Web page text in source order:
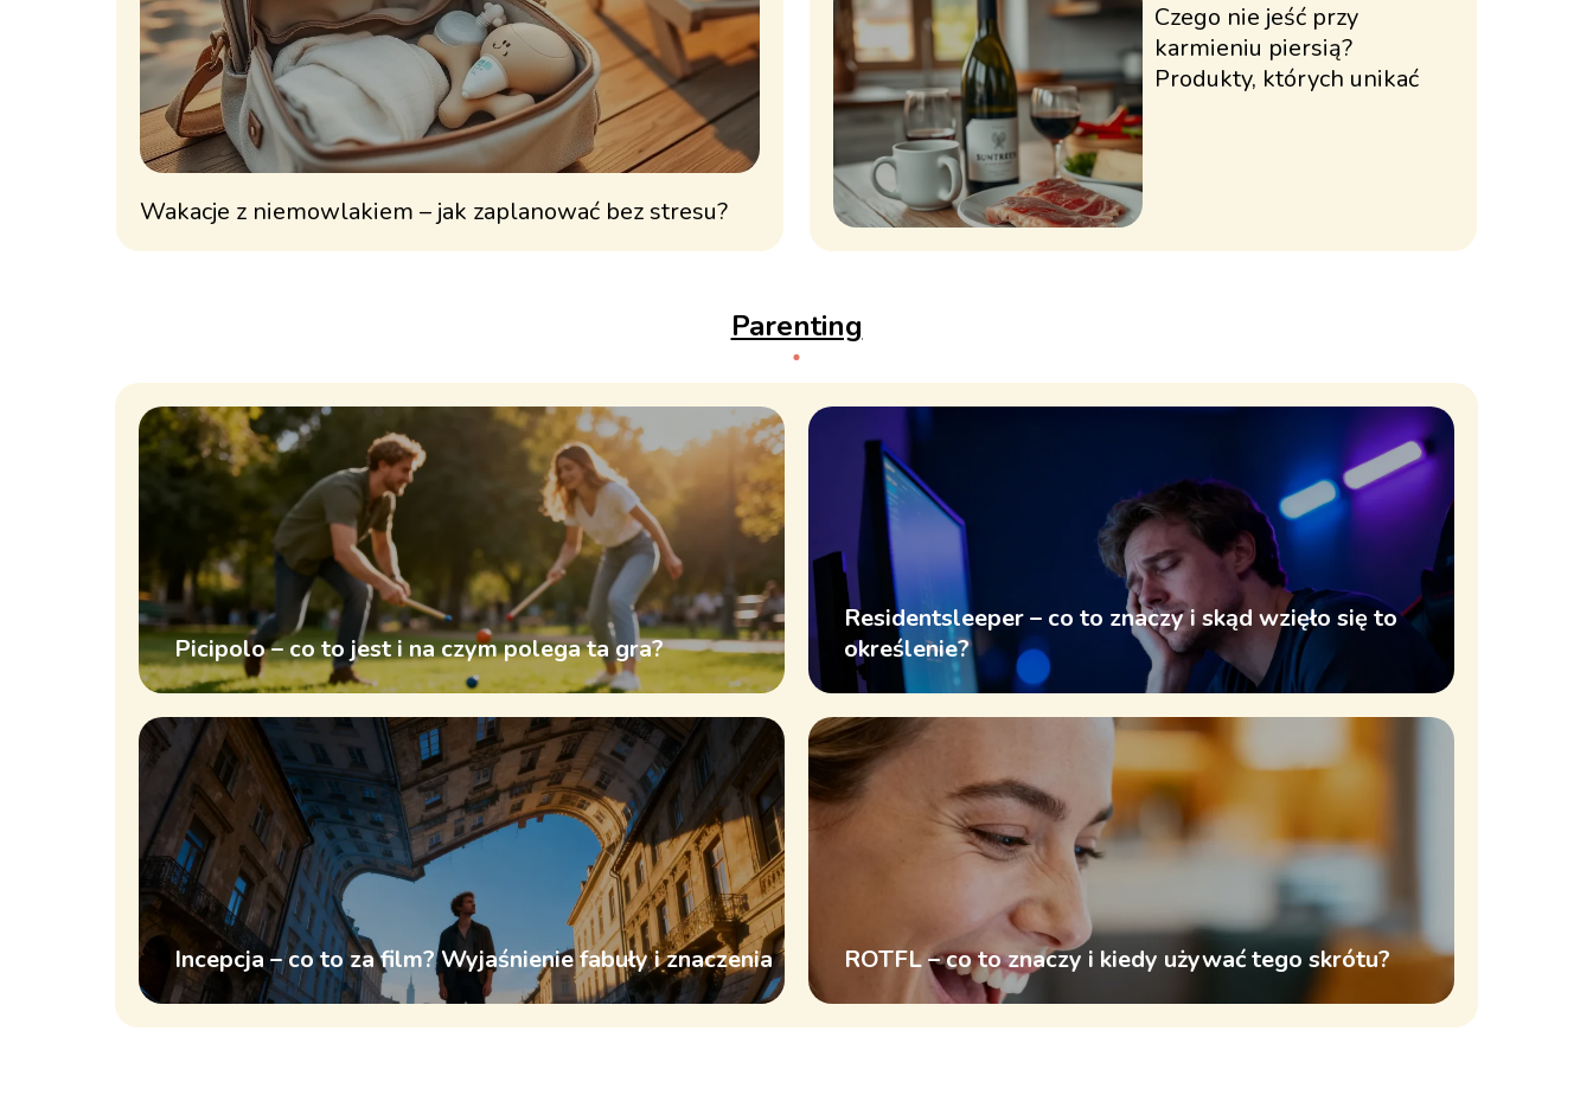
Wakacje z niemowlakiem – jak zaplanować bez stresu?
Czego nie jeść przy
karmieniu piersią?
Produkty, których unikać
Parenting
Picipolo – co to jest i na czym polega ta gra?
Residentsleeper – co to znaczy i skąd wzięło się to
określenie?
Incepcja – co to za film? Wyjaśnienie fabuły i znaczenia ROTFL – co to znaczy i kiedy używać tego skrótu?